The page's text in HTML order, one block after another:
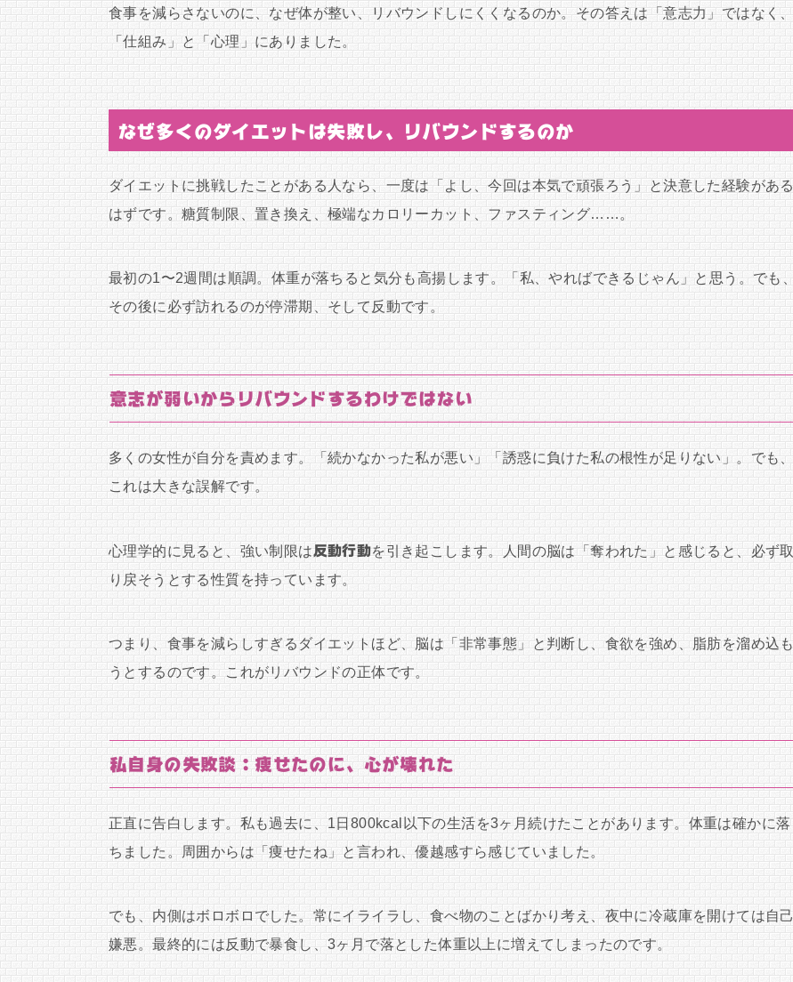
食事を減らさないのに、なぜ体が整い、リバウンドしにくくなるのか。その答えは「意志力」ではなく、
「仕組み」と「心理」にありました。
なぜ多くのダイエットは失敗し、リバウンドするのか
ダイエットに挑戦したことがある人なら、一度は「よし、今回は本気で頑張ろう」と決意した経験がある
はずです。糖質制限、置き換え、極端なカロリーカット、ファスティング……。
最初の1〜2週間は順調。体重が落ちると気分も高揚します。「私、やればできるじゃん」と思う。でも、
その後に必ず訪れるのが停滞期、そして反動です。
意志が弱いからリバウンドするわけではない
多くの女性が自分を責めます。「続かなかった私が悪い」「誘惑に負けた私の根性が足りない」。でも、
これは大きな誤解です。
心理学的に見ると、強い制限は反動行動を引き起こします。人間の脳は「奪われた」と感じると、必ず取
り戻そうとする性質を持っています。
つまり、食事を減らしすぎるダイエットほど、脳は「非常事態」と判断し、食欲を強め、脂肪を溜め込も
うとするのです。これがリバウンドの正体です。
私自身の失敗談：痩せたのに、心が壊れた
正直に告白します。私も過去に、1日800kcal以下の生活を3ヶ月続けたことがあります。体重は確かに落
ちました。周囲からは「痩せたね」と言われ、優越感すら感じていました。
でも、内側はボロボロでした。常にイライラし、食べ物のことばかり考え、夜中に冷蔵庫を開けては自己
嫌悪。最終的には反動で暴食し、3ヶ月で落とした体重以上に増えてしまったのです。